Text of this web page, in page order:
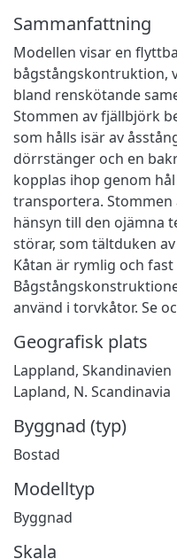
Sammanfattning
Modellen visar en
bågstångskontruktion,
bland renskötande
Stommen av fjällbjörk
som hålls isär av
dörrstänger och en
kopplas ihop genom
transportera. Stommen
hänsyn till den ojämna
störar, som tältduken
Kåtan är rymlig och
använd i torvkåtor. Se
Geografisk plats
Lappland, Skandinavien
Lapland, N. Scandinavia
Byggnad (typ)
Bostad
Modelltyp
Byggnad
Skala